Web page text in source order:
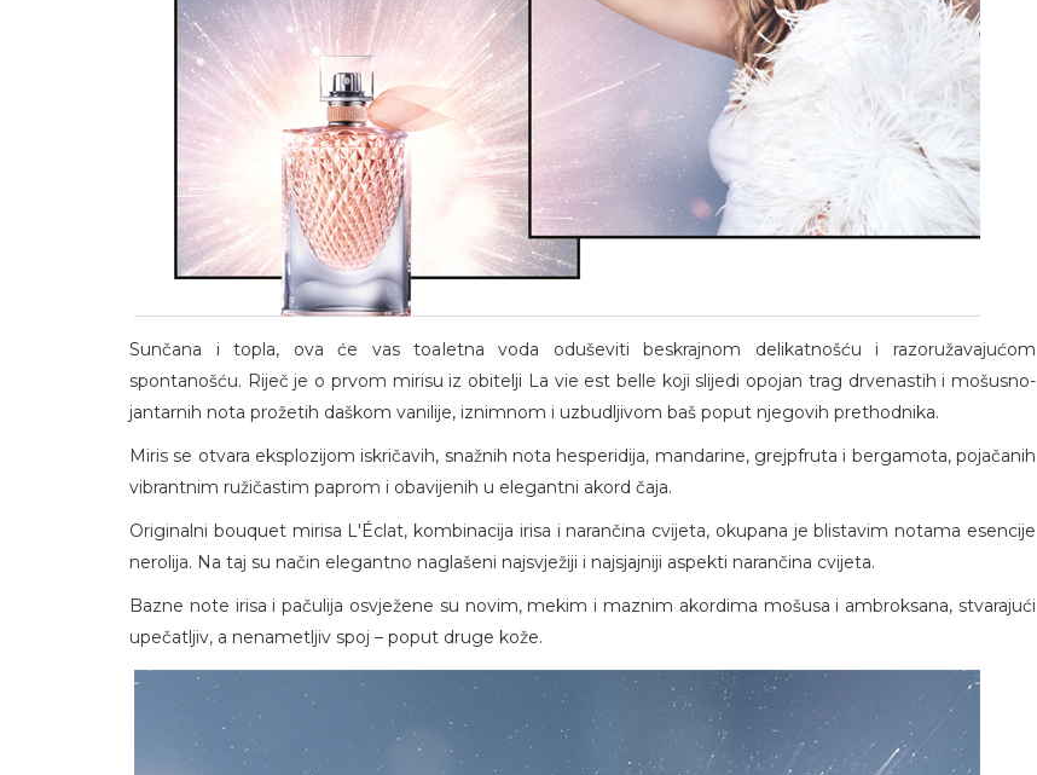
Sunčana i topla, ova će vas toaletna voda oduševiti beskrajnom delikatnošću i razoružavajućom
spontanošću. Riječ je o prvom mirisu iz obitelji La vie est belle koji slijedi opojan trag drvenastih i mošusno-
jantarnih nota prožetih daškom vanilije, iznimnom i uzbudljivom baš poput njegovih prethodnika.
Miris se otvara eksplozijom iskričavih, snažnih nota hesperidija, mandarine, grejpfruta i bergamota, pojačanih
vibrantnim ružičastim paprom i obavijenih u elegantni akord čaja.
Originalni bouquet mirisa L'Éclat, kombinacija irisa i narančina cvijeta, okupana je blistavim notama esencije
nerolija. Na taj su način elegantno naglašeni najsvježiji i najsjajniji aspekti narančina cvijeta.
Bazne note irisa i pačulija osvježene su novim, mekim i maznim akordima mošusa i ambroksana, stvarajući
upečatljiv, a nenametljiv spoj – poput druge kože.